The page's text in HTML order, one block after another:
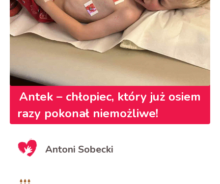
Antek – chłopiec, który już osiem
razy pokonał niemożliwe!
Antoni Sobecki